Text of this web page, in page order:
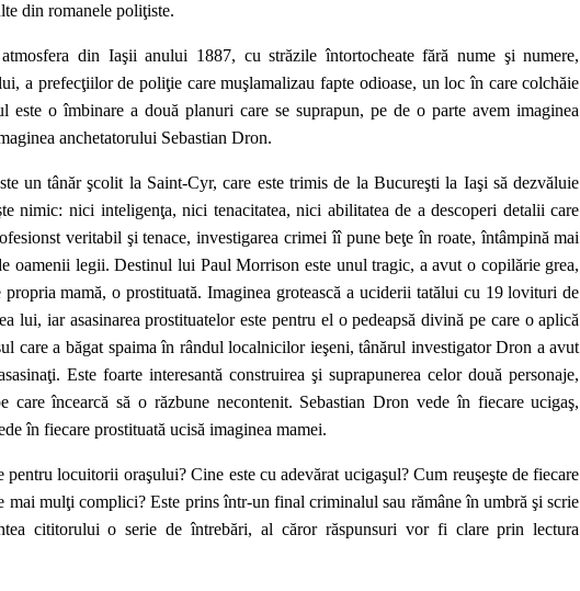
din romanele poliţiste.
din Iaşii anului 1887, cu străzile întortocheate fără nume şi numere,
a prefecţiilor de poliţie care muşlamalizau fapte odioase, un loc în care colchăie
este o îmbinare a două planuri care se suprapun, pe de o parte avem imaginea
anchetatorului Sebastian Dron.
un tânăr şcolit la Saint-Cyr, care este trimis de la Bucureşti la Iaşi să dezvăluie
nimic: nici inteligenţa, nici tenacitatea, nici abilitatea de a descoperi detalii care
veritabil şi tenace, investigarea crimei îî pune beţe în roate, întâmpină mai
oamenii legii. Destinul lui Paul Morrison este unul tragic, a avut o copilărie grea,
propria mamă, o prostituată. Imaginea grotească a uciderii tatălui cu 19 lovituri de
lui, iar asasinarea prostituatelor este pentru el o pedeapsă divină pe care o aplică
care a băgat spaima în rândul localnicilor ieşeni, tânărul investigator Dron a avut
Este foarte interesantă construirea şi suprapunerea celor două personaje,
încearcă să o răzbune necontenit. Sebastian Dron vede în fiecare ucigaş,
în fiecare prostituată ucisă imaginea mamei.
locuitorii oraşului? Cine este cu adevărat ucigaşul? Cum reuşeşte de fiecare
mai mulţi complici? Este prins într-un final criminalul sau rămâne în umbră şi scrie
cititorului o serie de întrebări, al căror răspunsuri vor fi clare prin lectura